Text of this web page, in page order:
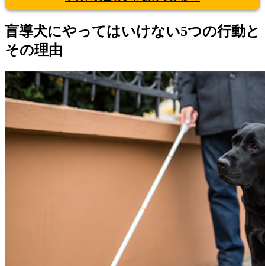
盲導犬にやってはいけない5つの行動と
その理由